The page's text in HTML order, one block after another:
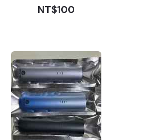
NT$100